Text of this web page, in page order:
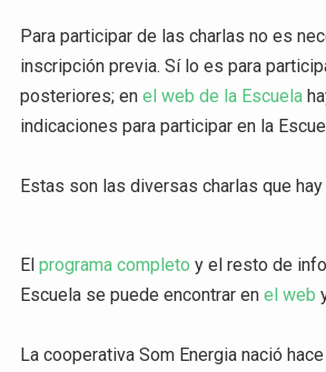
Para participar de las charlas no es
inscripción previa. Sí lo es para
posteriores; en el web de la Escuela
indicaciones para participar en la
Estas son las diversas charlas que
El programa completo y el resto de
Escuela se puede encontrar en el web
La cooperativa Som Energia nació